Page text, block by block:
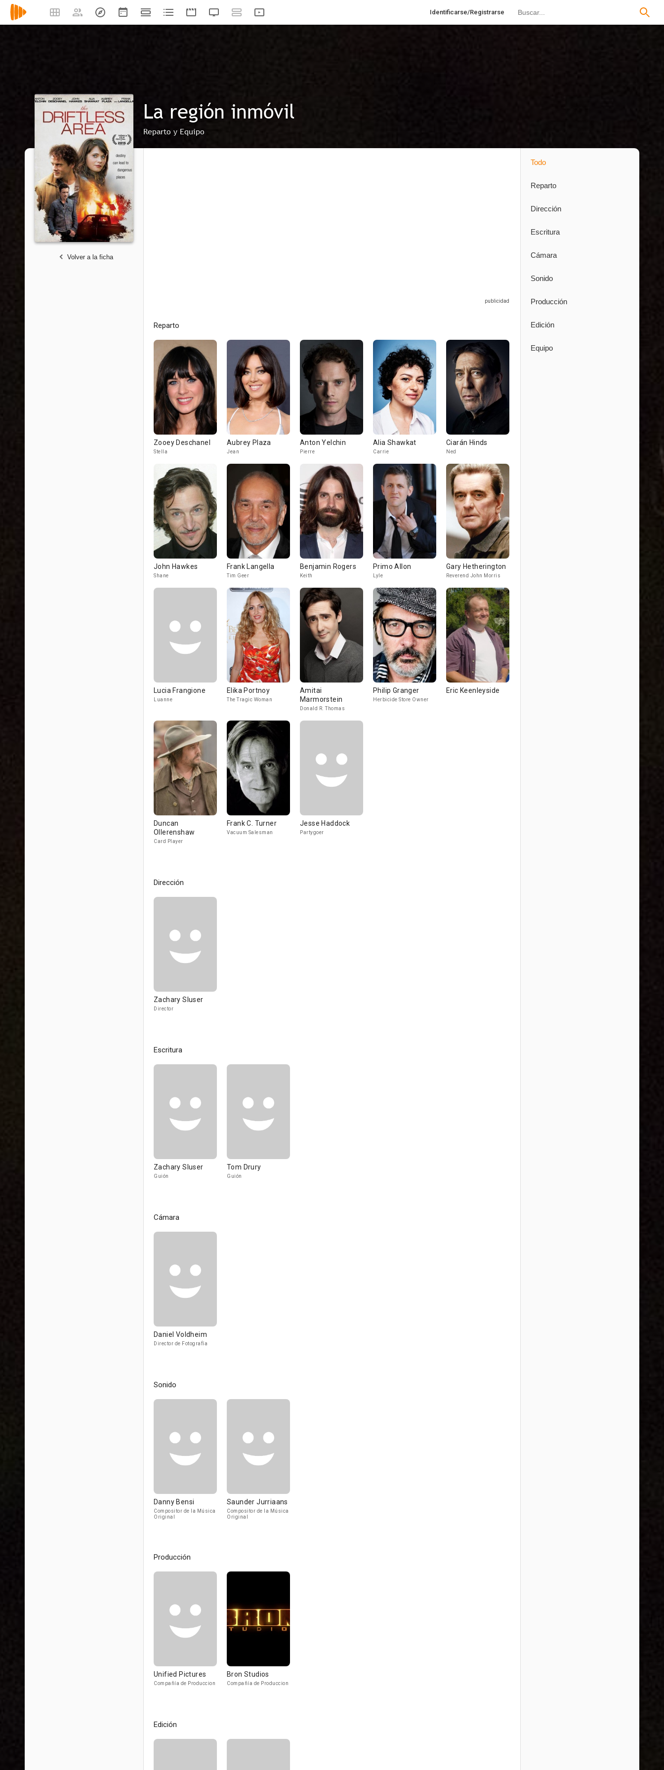
Identificarse/Registrarse
La región inmóvil
Reparto y Equipo
Volver a la ficha
Reparto
Zooey Deschanel
Stella
Aubrey Plaza
Jean
Anton Yelchin
Pierre
Alia Shawkat
Carrie
Ciarán Hinds
Ned
John Hawkes
Shane
Frank Langella
Tim Geer
Benjamin Rogers
Keith
Primo Allon
Lyle
Gary Hetherington
Reverend John Morris
Lucia Frangione
Luanne
Elika Portnoy
The Tragic Woman
Amitai
Marmorstein
Donald R. Thomas
Philip Granger
Herbicide Store Owner
Eric Keenleyside
Duncan
Ollerenshaw
Card Player
Frank C. Turner
Vacuum Salesman
Jesse Haddock
Partygoer
Dirección
Zachary Sluser
Director
Escritura
Zachary Sluser
Guión
Tom Drury
Guión
Cámara
Daniel Voldheim
Director de Fotografía
Sonido
Danny Bensi
Compositor de la Música
Original
Saunder Jurriaans
Compositor de la Música
Original
Producción
Unified Pictures
Compañía de Produccion
Bron Studios
Compañía de Produccion
Edición
Todo
Reparto
Dirección
Escritura
Cámara
Sonido
Producción
Edición
Equipo